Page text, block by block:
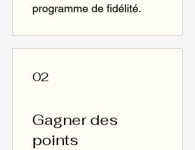
programme de fidélité.
02
Gagner des
points